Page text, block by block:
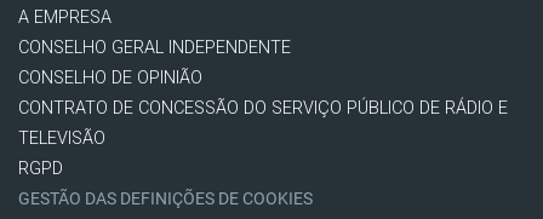
A EMPRESA
CONSELHO GERAL INDEPENDENTE
CONSELHO DE OPINIÃO
CONTRATO DE CONCESSÃO DO SERVIÇO PÚBLICO DE RÁDIO E
TELEVISÃO
RGPD
GESTÃO DAS DEFINIÇÕES DE COOKIES